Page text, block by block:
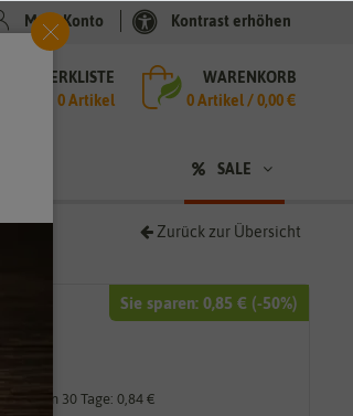
Mein Konto Kontrast erhöhen
MERKLISTE
0 Artikel
WARENKORB
0Artikel /0,00 €
SALE
Zurück zur Übersicht
Sie sparen: 0,85 € (-50%)
letzten 30 Tage: 0,84 €